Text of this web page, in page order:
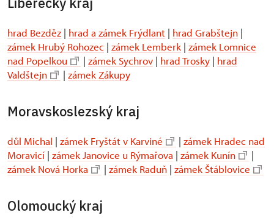
hrad Bezděz | hrad a zámek Frýdlant | hrad Grabštejn |
zámek Hrubý Rohozec | zámek Lemberk | zámek Lomnice
nad Popelkou
| zámek Sychrov | hrad Trosky | hrad
Valdštejn
| zámek Zákupy
Moravskoslezský kraj
důl Michal | zámek Fryštát v Karviné | zámek Hradec nad
Moravicí | zámek Janovice u Rýmařova | zámek Kunín
|
zámek Nová Horka
| zámek Raduň | zámek Štáblovice
Olomoucký kraj